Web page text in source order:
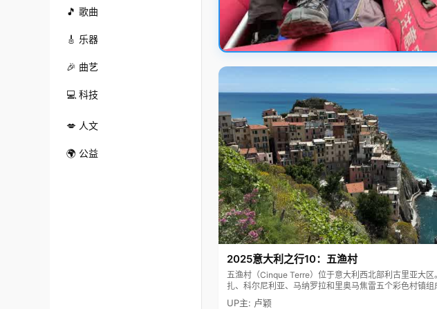
🎵 歌曲
🎸 乐器
🎉 曲艺
💻 科技
💋 人文
🌍 公益
2025意大利之行10：五渔村
五渔村（Cinque Terre）位于意大利西北部利古里亚大
扎、科尔尼利亚、马纳罗拉和里奥马焦雷五个彩色村镇组
色彩斑斓，1997年被列为世界文化遗产。
UP主: 卢颖